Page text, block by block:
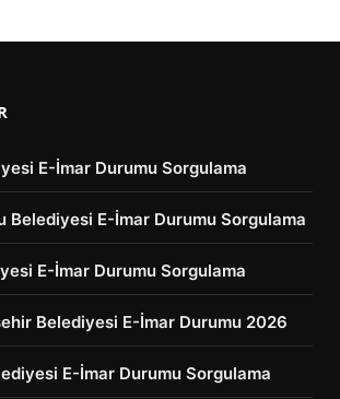
E-İmar Durumu Sorgulama
Belediyesi E-İmar Durumu Sorgulama
E-İmar Durumu Sorgulama
Belediyesi E-İmar Durumu 2026
E-İmar Durumu Sorgulama